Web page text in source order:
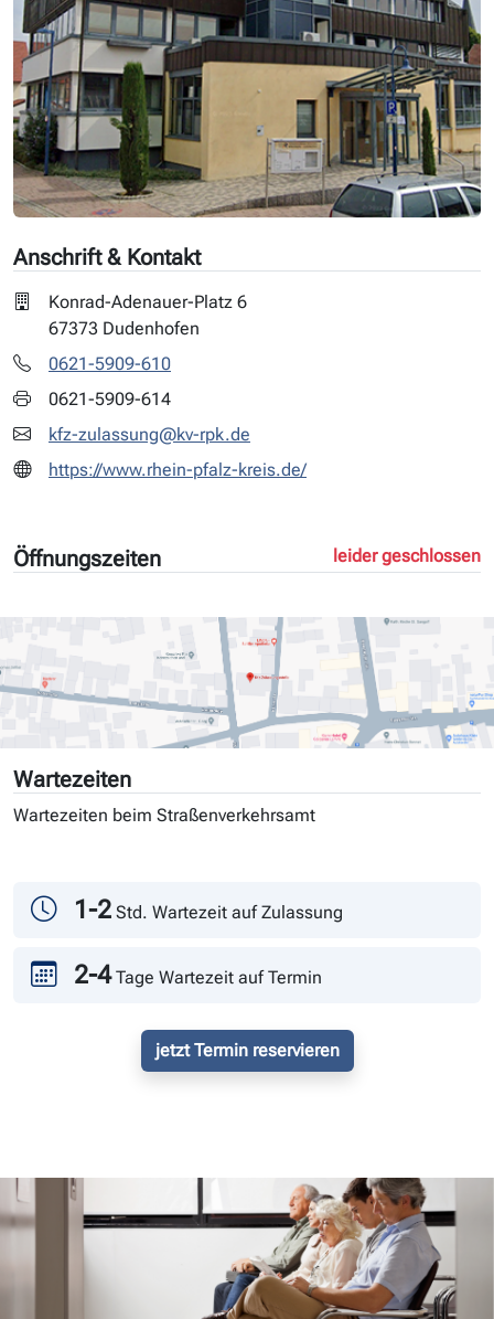
Anschrift & Kontakt
Konrad-Adenauer-Platz 6
67373 Dudenhofen
0621-5909-610
0621-5909-614
kfz-zulassung@kv-rpk.de
https://www.rhein-pfalz-kreis.de/
Öffnungszeiten leider geschlossen
Wartezeiten
Wartezeiten beim Straßenverkehrsamt
Andrang
1-2 Std. Wartezeit auf Zulassung
2-4 Tage Wartezeit auf Termin
jetzt Termin reservieren